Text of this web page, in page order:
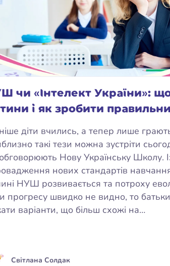
чи «Інтелект України»:
і як зробити
діти вчились, а тепер лише
такі тези можна зустріти
обговорюють Нову Українську Школу.
нових стандартів
НУШ розвивається та потроху
прогресу швидко не видно, то
варіанти, що більш схожі на…
Світлана Солдак